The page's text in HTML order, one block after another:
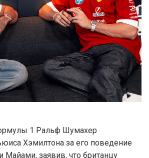
1 Ральф Шумахер
Хэмилтона за его поведение
Майами, заявив, что британцу